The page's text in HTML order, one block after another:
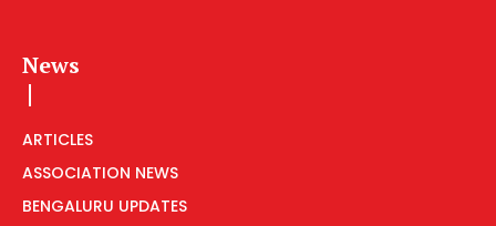
News
ARTICLES
ASSOCIATION NEWS
BENGALURU UPDATES